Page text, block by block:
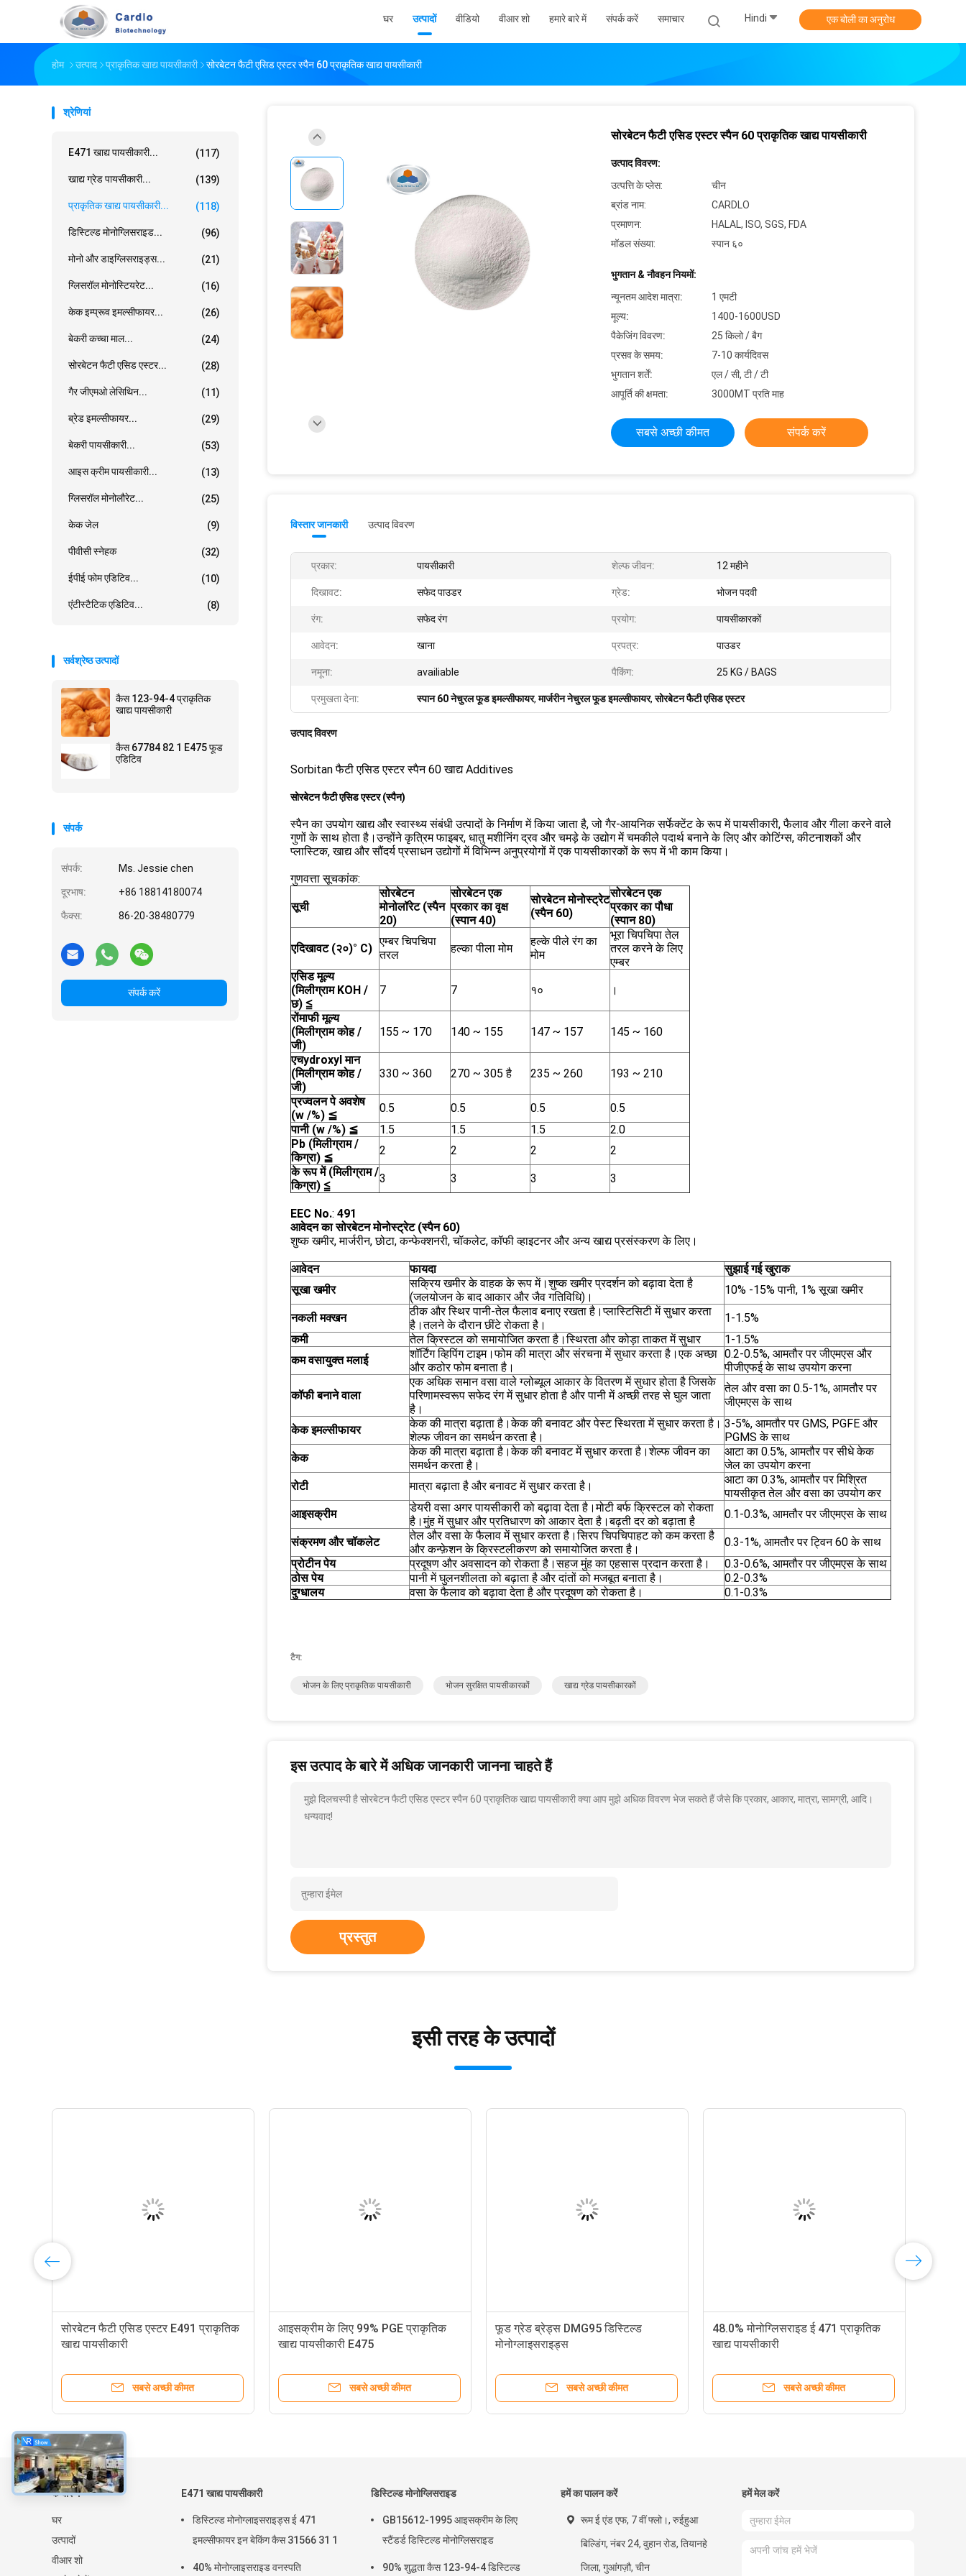
घर उत्पादों वीडियो वीआर शो हमारे बारे में संपर्क करें समाचार Hindi एक बोली का अनुरोध
होम उत्पाद प्राकृतिक खाद्य पायसीकारी सोरबेटन फैटी एसिड एस्टर स्पैन 60 प्राकृतिक खाद्य पायसीकारी
श्रेणियां
E471 खाद्य पायसीकारी... (117)
खाद्य ग्रेड पायसीकारी... (139)
प्राकृतिक खाद्य पायसीकारी... (118)
डिस्टिल्ड मोनोग्लिसराइड... (96)
मोनो और डाइग्लिसराइड्स... (21)
ग्लिसरॉल मोनोस्टियरेट... (16)
केक इम्प्रूव इमल्सीफायर... (26)
बेकरी कच्चा माल... (24)
सोरबेटन फैटी एसिड एस्टर... (28)
गैर जीएमओ लेसिथिन... (11)
ब्रेड इमल्सीफायर... (29)
बेकरी पायसीकारी... (53)
आइस क्रीम पायसीकारी... (13)
ग्लिसरॉल मोनोलौरेट... (25)
केक जेल (9)
पीवीसी स्नेहक (32)
ईपीई फोम एडिटिव... (10)
एंटीस्टैटिक एडिटिव... (8)
सर्वश्रेष्ठ उत्पादों
कैस 123-94-4 प्राकृतिक
खाद्य पायसीकारी
कैस 67784 82 1 E475 फूड
एडिटिव
संपर्क
संपर्क: Ms. Jessie chen
दूरभाष: +86 18814180074
फैक्स: 86-20-38480779
संपर्क करें
सोरबेटन फैटी एसिड एस्टर स्पैन 60 प्राकृतिक खाद्य पायसीकारी
उत्पाद विवरण:
उत्पत्ति के प्लेस:
चीन
ब्रांड नाम:
CARDLO
प्रमाणन:
HALAL, ISO, SGS, FDA
मॉडल संख्या:
स्पान ६०
भुगतान & नौवहन नियमों:
न्यूनतम आदेश मात्रा:
1 एमटी
मूल्य:
1400-1600USD
पैकेजिंग विवरण:
25 किलो / बैग
प्रसव के समय:
7-10 कार्यदिवस
भुगतान शर्तें:
एल / सी, टी / टी
आपूर्ति की क्षमता:
3000MT प्रति माह
सबसे अच्छी कीमत संपर्क करें
विस्तार जानकारी उत्पाद विवरण
प्रकार: पायसीकारी शेल्फ जीवन: 12 महीने
दिखावट: सफेद पाउडर ग्रेड: भोजन पदवी
रंग: सफेद रंग प्रयोग: पायसीकारकों
आवेदन: खाना प्रपत्र: पाउडर
नमूना: availiable पैकिंग: 25 KG / BAGS
प्रमुखता देना: स्पान 60 नेचुरल फूड इमल्सीफायर,मार्जरीन नेचुरल फूड इमल्सीफायर,सोरबेटन फैटी एसिड एस्टर
उत्पाद विवरण
Sorbitan फैटी एसिड एस्टर स्पैन 60 खाद्य Additives
सोरबेटन फैटी एसिड एस्टर (स्पैन)
स्पैन का उपयोग खाद्य और स्वास्थ्य संबंधी उत्पादों के निर्माण में किया जाता है, जो गैर-आयनिक सर्फेक्टेंट के रूप में पायसीकारी, फैलाव और गीला करने वाले
गुणों के साथ होता है।उन्होंने कृत्रिम फाइबर, धातु मशीनिंग द्रव और चमड़े के उद्योग में चमकीले पदार्थ बनाने के लिए और कोटिंग्स, कीटनाशकों और
प्लास्टिक, खाद्य और सौंदर्य प्रसाधन उद्योगों में विभिन्न अनुप्रयोगों में एक पायसीकारकों के रूप में भी काम किया।
गुणवत्ता सूचकांक:
सूची
सोरबेटन
मोनोलॉरेट (स्पैन
20)
सोरबेटनएक
प्रकार का वृक्ष
(स्पान 40)
सोरबेटन मोनोस्ट्रेट
(स्पैन 60)
सोरबेटनएक
प्रकार का पौधा
(स्पान 80)
एदिखावट(२०)° C)
एम्बर चिपचिपा
तरल
हल्का पीला मोम
हल्के पीले रंग का
मोम
भूरा चिपचिपा तेल
तरल करने के लिए
एम्बर
एसिड मूल्य
(मिलीग्राम KOH /
छ) ≦
7 7 १० ।
रोंमाफी मूल्य
(मिलीग्राम कोह /
जी)
155 ~ 170 140 ~ 155 147 ~ 157 145 ~ 160
एचydroxyl मान
(मिलीग्राम कोह /
जी)
330 ~ 360 270 ~ 305 है 235 ~ 260 193 ~ 210
प्रज्वलन पे अवशेष
(w /%) ≦
0.5 0.5 0.5
0.5
पानी (w /%) ≦ 1.5 1.5 1.5
2.0
Pb (मिलीग्राम /
किग्रा) ≦
2 2 2
2
के रूप में (मिलीग्राम /
किग्रा) ≦
3 3 3 3
EEC No.: 491
आवेदनकासोरबेटन मोनोस्ट्रेट (स्पैन 60)
शुष्क खमीर, मार्जरीन, छोटा, कन्फेक्शनरी, चॉकलेट, कॉफी व्हाइटनर और अन्य खाद्य प्रसंस्करण के लिए।
आवेदन फायदा
सुझाई गई खुराक
सूखा खमीर
सक्रिय खमीर के वाहक के रूप में।शुष्क खमीर प्रदर्शन को बढ़ावा देता है
(जलयोजन के बाद आकार और जैव गतिविधि)।
10% -15% पानी, 1% सूखा खमीर
नकली मक्खन
ठीक और स्थिर पानी-तेल फैलाव बनाए रखता है।प्लास्टिसिटी में सुधार करता
है।तलने के दौरान छींटे रोकता है।
1-1.5%
कमी
तेल क्रिस्टल को समायोजित करता है।स्थिरता और कोड़ा ताकत में सुधार
1-1.5%
कम वसायुक्त मलाई
शॉर्टिंग व्हिपिंग टाइम।फोम की मात्रा और संरचना में सुधार करता है।एक अच्छा
और कठोर फोम बनाता है।
0.2-0.5%, आमतौर पर जीएमएस और
पीजीएफई के साथ उपयोग करना
कॉफी बनाने वाला
एक अधिक समान वसा वाले ग्लोब्यूल आकार के वितरण में सुधार होता है जिसके
परिणामस्वरूप सफेद रंग में सुधार होता है और पानी में अच्छी तरह से घुल जाता
है।
तेल और वसा का 0.5-1%, आमतौर पर
जीएमएस के साथ
केक इमल्सीफायर
केक की मात्रा बढ़ाता है।केक की बनावट और पेस्ट स्थिरता में सुधार करता है।
शेल्फ जीवन का समर्थन करता है।
3-5%, आमतौर पर GMS, PGFE और
PGMS के साथ
केक
केक की मात्रा बढ़ाता है।केक की बनावट में सुधार करता है।शेल्फ जीवन का
समर्थन करता है।
आटा का 0.5%, आमतौर पर सीधे केक
जेल का उपयोग करना
रोटी
मात्रा बढ़ाता है और बनावट में सुधार करता है।
आटा का 0.3%, आमतौर पर मिश्रित
पायसीकृत तेल और वसा का उपयोग कर
आइसक्रीम
डेयरी वसा अगर पायसीकारी को बढ़ावा देता है।मोटी बर्फ क्रिस्टल को रोकता
है।मुंह में सुधार और प्रतिधारण को आकार देता है।बढ़ती दर को बढ़ाता है
0.1-0.3%, आमतौर पर जीएमएस के साथ
संक्रमण और चॉकलेट
तेल और वसा के फैलाव में सुधार करता है।सिरप चिपचिपाहट को कम करता है
और कन्फ़ेशन के क्रिस्टलीकरण को समायोजित करता है।
0.3-1%, आमतौर पर ट्विन 60 के साथ
प्रोटीन पेय
प्रदूषण और अवसादन को रोकता है।सहज मुंह का एहसास प्रदान करता है।
0.3-0.6%, आमतौर पर जीएमएस के साथ
ठोस पेय
पानी में घुलनशीलता को बढ़ाता है और दांतों को मजबूत बनाता है।
0.2-0.3%
दुग्धालय
वसा के फैलाव को बढ़ावा देता है और प्रदूषण को रोकता है। 0.1-0.3%
टैग:
भोजन के लिए प्राकृतिक पायसीकारी भोजन सुरक्षित पायसीकारकों खाद्य ग्रेड पायसीकारकों
इस उत्पाद के बारे में अधिक जानकारी जानना चाहते हैं
मुझे दिलचस्पी है सोरबेटन फैटी एसिड एस्टर स्पैन 60 प्राकृतिक खाद्य पायसीकारी क्या आप मुझे अधिक विवरण भेज सकते हैं जैसे कि प्रकार, आकार, मात्रा, सामग्री, आदि।
धन्यवाद!
प्रस्तुत
इसी तरह के उत्पादों
सोरबेटन फैटी एसिड एस्टर E491 प्राकृतिक
खाद्य पायसीकारी
सबसे अच्छी कीमत
आइसक्रीम के लिए 99% PGE प्राकृतिक
खाद्य पायसीकारी E475
सबसे अच्छी कीमत
फूड ग्रेड ब्रेड्स DMG95 डिस्टिल्ड
मोनोग्लाइसराइड्स
सबसे अच्छी कीमत
48.0% मोनोग्लिसराइड ई 471 प्राकृतिक
खाद्य पायसीकारी
सबसे अच्छी कीमत
के बारे में
घर
उत्पादों
वीआर शो
E471 खाद्य पायसीकारी
डिस्टिल्ड मोनोग्लाइसराइड्स ई 471
इमल्सीफायर इन बेकिंग कैस 31566 31 1
40% मोनोग्लाइसराइड वनस्पति
डिस्टिल्ड मोनोग्लिसराइड
GB15612-1995 आइसक्रीम के लिए
स्टैंडर्ड डिस्टिल्ड मोनोग्लिसराइड
90% शुद्धता कैस 123-94-4 डिस्टिल्ड
हमें का पालन करें
रूम ई एंड एफ, 7 वीं फ्लो।, रुईहुआ
बिल्डिंग, नंबर 24, वुहान रोड, तियानहे
जिला, गुआंगज़ौ, चीन
हमें मेल करें